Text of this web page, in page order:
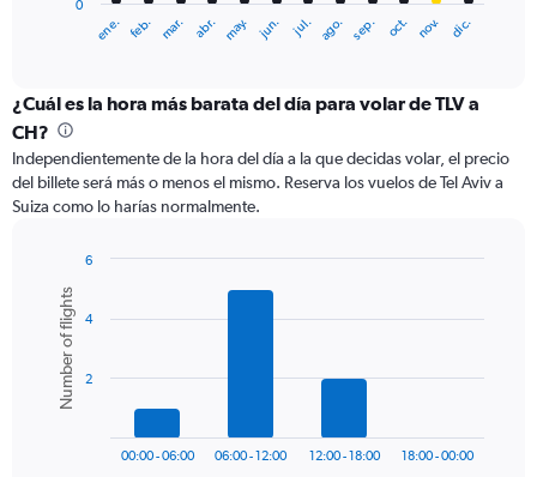
categories.
Range:
categories.
The
chart
axis
displaying
values.
Range:
ene. feb. mar. abr. may. jun. jul. ago. sep. oct. nov. dic.
0
¿Cuál es la hora más barata del día para volar de TLV a
CH?
Independientemente de la hora del día a la que decidas volar, el precio
del billete será más o menos el mismo. Reserva los vuelos de Tel Aviv a
Suiza como lo harías normalmente.
chart
with
bars.
The
Chart
graphic.
Number of flights
00:00 - 06:00 06:00 - 12:00 12:00 - 18:00 18:00 - 00:00
2
4
6